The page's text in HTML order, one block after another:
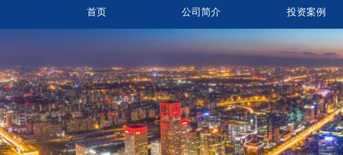
首页 公司简介 投资案例